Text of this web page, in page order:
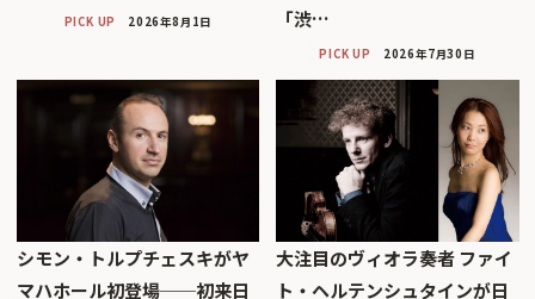
PICK UP 2026年8月1日
「渋…
PICK UP 2026年7月30日
シモン・トルプチェスキがヤ
マハホール初登場──初来日
大注目のヴィオラ奏者 ファイ
ト・ヘルテンシュタインが日